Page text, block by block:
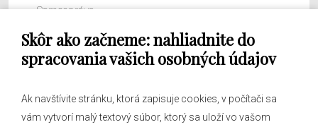
Skôr ako začneme: nahliadnite do
spracovania vašich osobných údajov
Ak navštívite stránku, ktorá zapisuje cookies, v počítači sa
vám vytvorí malý textový súbor, ktorý sa uloží vo vašom
Samospráva
Obecný úrad
O obci